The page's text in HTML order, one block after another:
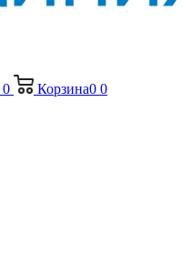
0 Корзина0 0